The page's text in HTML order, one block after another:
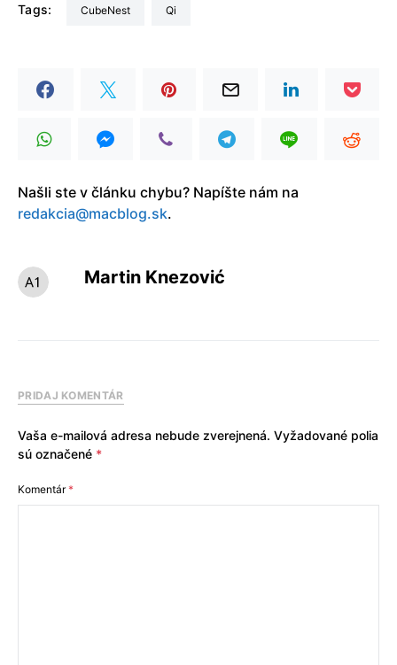
Tags: CubeNest Qi
Našli ste v článku chybu? Napíšte nám na
redakcia@macblog.sk.
Martin Knezović
PRIDAJ KOMENTÁR
Vaša e-mailová adresa nebude zverejnená. Vyžadované polia
sú označené *
Komentár*